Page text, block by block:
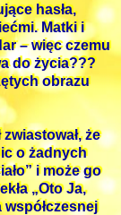
hasła,
Matki i
– więc czemu
do życia???
obrazu
że
o żadnych
i może go
„Oto Ja,